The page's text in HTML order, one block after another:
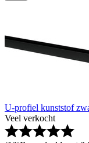
U-profiel kunststof
Veel verkocht